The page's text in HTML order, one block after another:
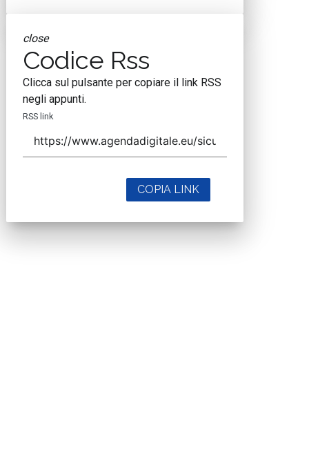
close
Codice Rss
Clicca sul pulsante per copiare il link RSS
negli appunti.
RSS link
COPIA LINK